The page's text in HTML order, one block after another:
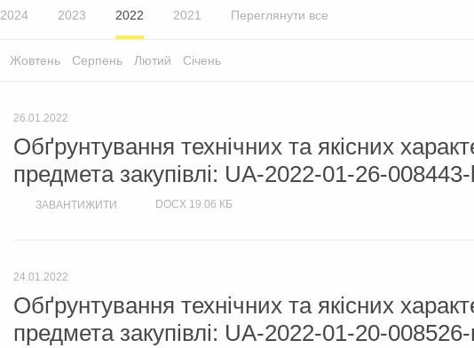
2024 2023 2022 2021 Переглянути все
Жовтень Серпень Лютий Січень
26.01.2022
Обґрунтування технічних та якісних
предмета закупівлі: UA-2022-01-26-
ЗАВАНТИЖИТИ DOCX 19.06 КБ
24.01.2022
Обґрунтування технічних та якісних
предмета закупівлі: UA-2022-01-20-